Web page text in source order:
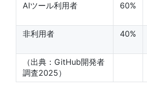
AIツール利用者
60%
非利用者
40%
（出典：GitHub開発者
調査2025）